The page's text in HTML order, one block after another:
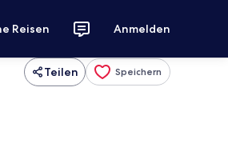
Reisen Anmelden
Teilen Speichern